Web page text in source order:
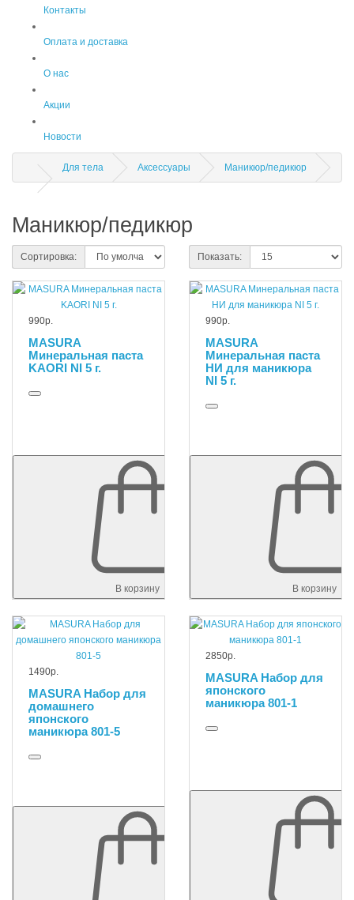
Контакты
Оплата и доставка
О нас
Акции
Новости
Для тела Аксессуары Маникюр/педикюр
Маникюр/педикюр
Сортировка: Показать:
990р.
MASURA
Минеральная паста
KAORI NI 5 г.
В корзину
990р.
MASURA
Минеральная паста
НИ для маникюра
NI 5 г.
В корзину
1490р.
MASURA Набор для
домашнего
японского
маникюра 801-5
2850р.
MASURA Набор для
японского
маникюра 801-1